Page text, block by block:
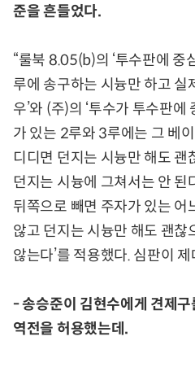
준을 흔들었다.
“룰북 8.05(b)의 ‘투수판에 중
루에 송구하는 시늉만 하고 실
우’와 (주)의 ‘투수가 투수판
가 있는 2루와 3루에는 그 베
디디면 던지는 시늉만 해도
던지는 시늉에 그쳐서는 안 된
뒤쪽으로 빼면 주자가 있는 어
않고 던지는 시늉만 해도 괜찮
않는다’를 적용했다. 심판이 제
- 송승준이 김현수에게 견제
역전을 허용했는데.